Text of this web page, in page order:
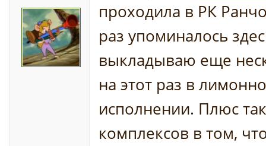
проходила в РК
раз упоминалось
выкладываю еще
на этот раз в
исполнении. Плюс
комплексов в том,